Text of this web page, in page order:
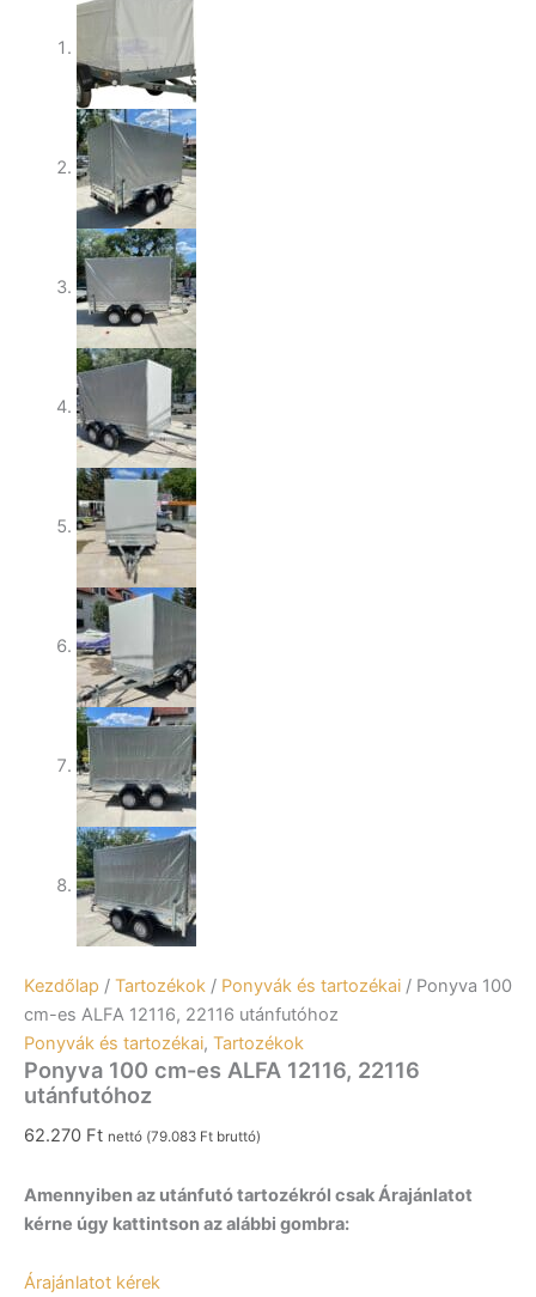
Kezdőlap / Tartozékok / Ponyvák és tartozékai / Ponyva 100
cm-es ALFA 12116, 22116 utánfutóhoz
Ponyvák és tartozékai, Tartozékok
Ponyva 100 cm-es ALFA 12116, 22116
utánfutóhoz
62.270 Ft nettó (79.083 Ft bruttó)
Amennyiben az utánfutó tartozékról csak Árajánlatot
kérne úgy kattintson az alábbi gombra:
Árajánlatot kérek